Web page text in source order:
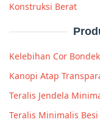
Konstruksi Berat
Kelebihan Cor Bondek
Kanopi Atap
Teralis Jendela
Teralis Minimalis